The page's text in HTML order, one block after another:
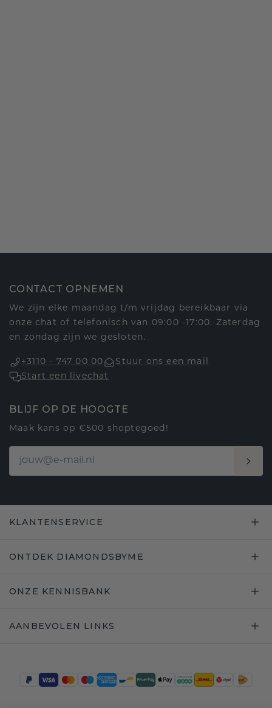
CONTACT OPNEMEN
We zijn elke maandag t/m vrijdag bereikbaar via
onze chat of telefonisch van 09:00 -17:00. Zaterdag
en zondag zijn we gesloten.
+3110 - 747 00 00
Stuur ons een mail
Start een livechat
BLIJF OP DE HOOGTE
Maak kans op €500 shoptegoed!
KLANTENSERVICE
ONTDEK DIAMONDSBYME
ONZE KENNISBANK
AANBEVOLEN LINKS